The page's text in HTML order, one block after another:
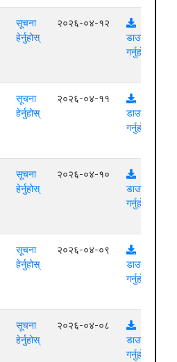
सूचना
हेर्नुहोस्
२०२६-०४-१२
डाउनलोड
गर्नुहोस्
सूचना
हेर्नुहोस्
२०२६-०४-११
डाउनलोड
गर्नुहोस्
सूचना
हेर्नुहोस्
२०२६-०४-१०
डाउनलोड
गर्नुहोस्
सूचना
हेर्नुहोस्
२०२६-०४-०९
डाउनलोड
गर्नुहोस्
सूचना
हेर्नुहोस्
२०२६-०४-०८
डाउनलोड
गर्नुहोस्